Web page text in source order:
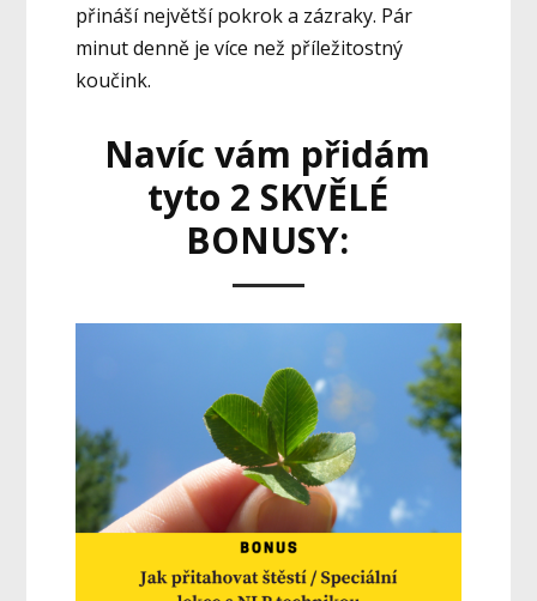
přináší největší pokrok a zázraky. Pár
minut denně je více než příležitostný
koučink.
Navíc vám přidám
tyto 2 SKVĚLÉ
BONUSY: